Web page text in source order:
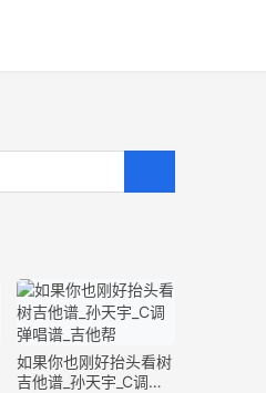
如果你也刚好抬头看树
吉他谱_孙天宇_C调弹